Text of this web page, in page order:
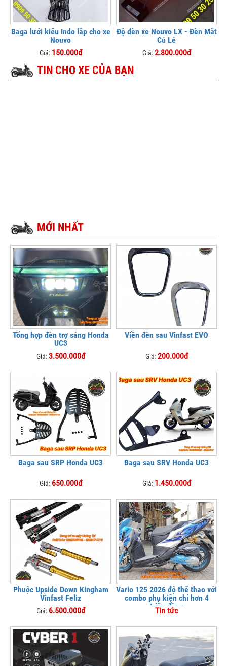
Baga lưới kiểu Indo lắp cho xe
Nouvo
Giá: 150.000đ
Độ đèn xe Nouvo LX - Đèn Mắt
Cú Lé
Giá:2.800.000đ
TIN CHO XE CỦA BẠN
MỚI NHẤT
Tổng hợp đèn trợ sáng Honda
UC3
Giá:3.500.000đ
Viền đèn sau Vinfast EVO
Giá:200.000đ
Baga sau SRP Honda UC3
Giá: 650.000đ
Baga sau SRV Honda UC3
Giá: 1.450.000đ
Phuộc Upside Down Kingham
Vinfast Feliz
Giá: 6.500.000đ
Vario 125 2026 độ thể thao với
combo phụ kiện chỉ hơn 4
triệu đồng
Tin tức